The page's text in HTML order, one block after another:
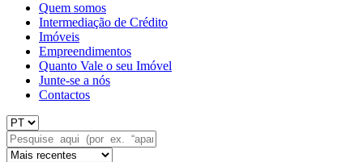
Quem somos
Intermediação de Crédito
Imóveis
Empreendimentos
Quanto Vale o seu Imóvel
Junte-se a nós
Contactos